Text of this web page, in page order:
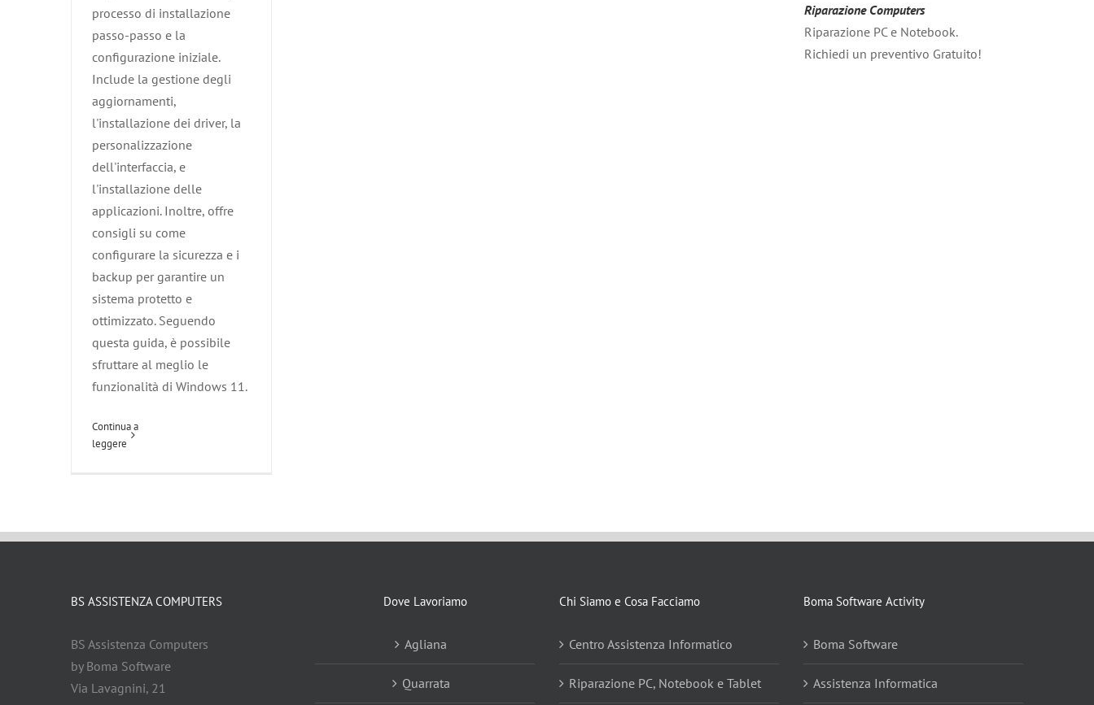
processo di installazione
passo-passo e la
configurazione iniziale.
Include la gestione degli
aggiornamenti,
l'installazione dei driver, la
personalizzazione
dell'interfaccia, e
l'installazione delle
applicazioni. Inoltre, offre
consigli su come
configurare la sicurezza e i
backup per garantire un
sistema protetto e
ottimizzato. Seguendo
questa guida, è possibile
sfruttare al meglio le
funzionalità di Windows 11.
Continua a
leggere
Riparazione Computers
Riparazione PC e Notebook.
Richiedi un preventivo Gratuito!
BS ASSISTENZA COMPUTERS
BS Assistenza Computers
by Boma Software
Via Lavagnini, 21
Dove Lavoriamo
Agliana
Quarrata
Chi Siamo e Cosa Facciamo
Centro Assistenza Informatico
Riparazione PC, Notebook e Tablet
Boma Software Activity
Boma Software
Assistenza Informatica